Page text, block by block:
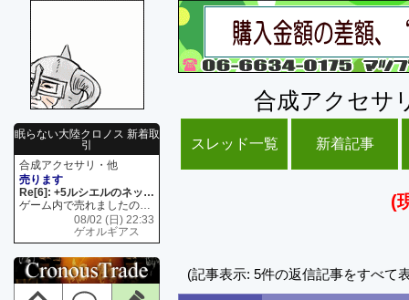
眠らない大陸クロノス 新着取
引
合成アクセサリ・他
売ります
Re[6]: +5ルシエルのネックレス
ゲーム内で売れましたので 在庫がネク1 リング4 となります リングのお値段は80G といたします
08/02 (日) 22:33
ゲオルギアス
合成アクセサ
スレッド一覧 新着記事
(
(記事表示: 5件の返信記事をすべて